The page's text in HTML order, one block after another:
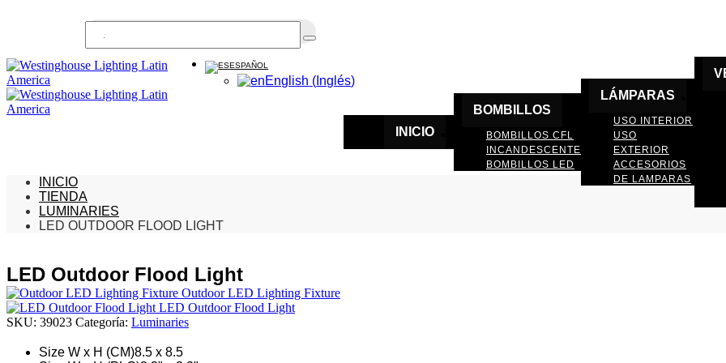
ESPAÑOL
English ( Inglés)
INICIO
BOMBILLOS
BOMBILLOS CFL
INCANDESCENTE
BOMBILLOS LED
LÁMPARAS
USO INTERIOR
USO
EXTERIOR
ACCESORIOS
DE LAMPARAS
INICIO
TIENDA
LUMINARIES
LED OUTDOOR FLOOD LIGHT
LED Outdoor Flood Light
Outdoor LED Lighting Fixture
LED Outdoor Flood Light
SKU: 39023 Categoría: Luminaries
Size W x H (CM)8.5 x 8.5